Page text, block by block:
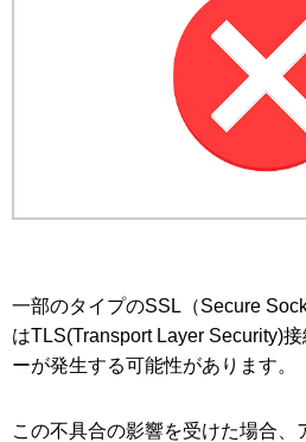
一部のタイプのSSL（Secure
はTLS(Transport Layer Security)
ーが発生する可能性があります。
この不具合の影響を受けた場合、